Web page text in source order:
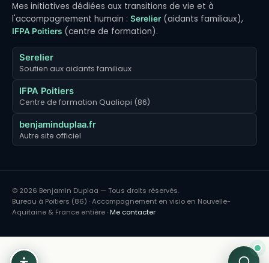
Mes initiatives dédiées aux transitions de vie et à
l'accompagnement humain : Serelier (aidants familiaux),
IFPA Poitiers (centre de formation).
Serelier
Soutien aux aidants familiaux
IFPA Poitiers
Centre de formation Qualiopi (86)
benjaminduplaa.fr
Autre site officiel
© 2026 Benjamin Duplaa — Tous droits réservés.
Bureau à Poitiers (86) · Accompagnement en visio en Nouvelle-
Aquitaine & France entière ·Me contacter